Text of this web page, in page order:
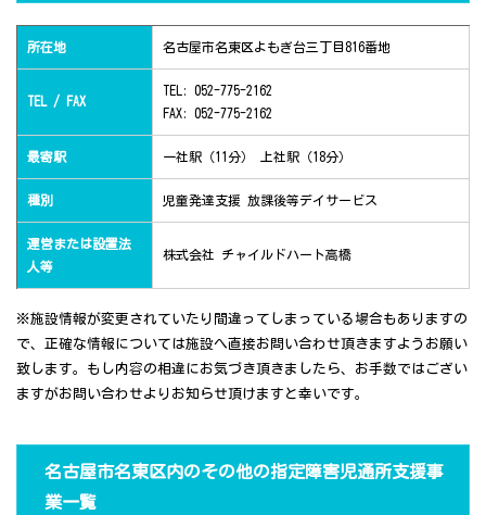
所在地 名古屋市名東区よもぎ台三丁目816番地
TEL / FAX
TEL: 052-775-2162
FAX: 052-775-2162
最寄駅 一社駅（11分） 上社駅（18分）
種別 児童発達支援 放課後等デイサービス
運営または設置法
人等
株式会社 チャイルドハート高橋
※施設情報が変更されていたり間違ってしまっている場合もありますの
で、正確な情報については施設へ直接お問い合わせ頂きますようお願い
致します。もし内容の相違にお気づき頂きましたら、お手数ではござい
ますがお問い合わせよりお知らせ頂けますと幸いです。
名古屋市名東区内のその他の指定障害児通所支援事
業一覧